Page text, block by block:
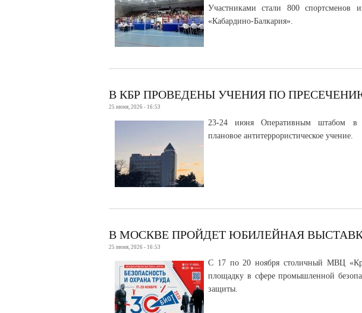
Участниками стали 800 спортсменов
«Кабардино-Балкария».
В КБР ПРОВЕДЕНЫ УЧЕНИЯ ПО
25 июня, 2026 - 16:53
23-24 июня Оперативным штабом в
плановое антитеррористическое учение.
В МОСКВЕ ПРОЙДЕТ ЮБИЛЕЙНАЯ
25 июня, 2026 - 16:53
С 17 по 20 ноября столичный МВЦ
площадку в сфере промышленной
защиты.